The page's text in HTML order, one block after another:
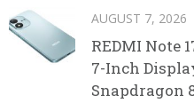
AUGUST 7, 2026
REDMI Note
7-Inch
Snapdragon